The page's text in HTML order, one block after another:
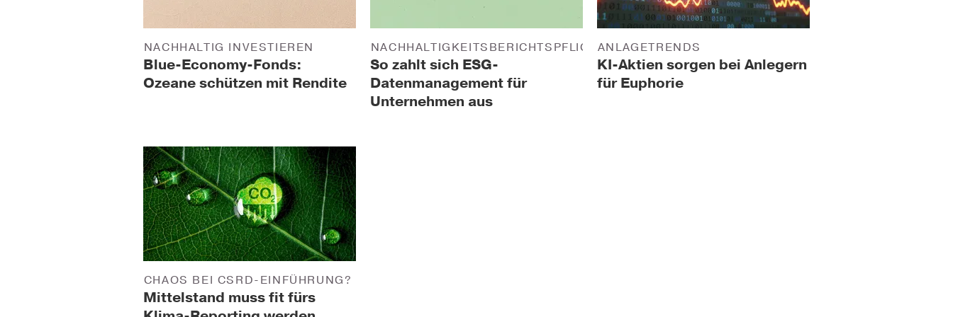
Blue-Economy-Fonds:
Ozeane schützen mit Rendite
NACHHALTIG INVESTIEREN
So zahlt sich ESG-
Datenmanagement für
Unternehmen aus
NACHHALTIGKEITSBERICHTSPFLICHT
KI-Aktien sorgen bei Anlegern
für Euphorie
ANLAGETRENDS
Mittelstand muss fit fürs
CHAOS BEI CSRD-EINFÜHRUNG?